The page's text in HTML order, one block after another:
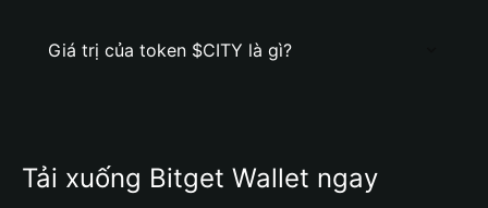
Giá trị của token $CITY là gì?
Tải xuống Bitget Wallet ngay